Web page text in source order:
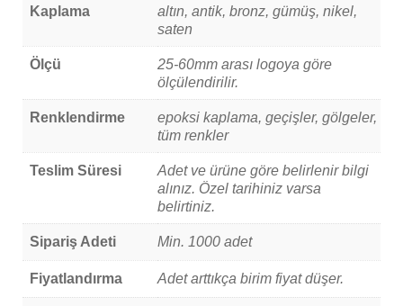
Kaplama
altın, antik, bronz, gümüş, nikel,
saten
Ölçü
25-60mm arası logoya göre
ölçülendirilir.
Renklendirme
epoksi kaplama, geçişler, gölgeler,
tüm renkler
Teslim Süresi
Adet ve ürüne göre belirlenir bilgi
alınız. Özel tarihiniz varsa
belirtiniz.
Sipariş Adeti Min. 1000 adet
Fiyatlandırma Adet arttıkça birim fiyat düşer.